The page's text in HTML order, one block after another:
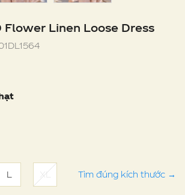
Flower Linen Loose Dress
L XL Tìm đúng kích thước →